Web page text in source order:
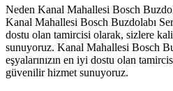
Neden Kanal Mahallesi Bosch
Kanal Mahallesi Bosch Buzdolabı
dostu olan tamircisi olarak, sizlere
sunuyoruz. Kanal Mahallesi Bosch
eşyalarınızın en iyi dostu olan
güvenilir hizmet sunuyoruz.